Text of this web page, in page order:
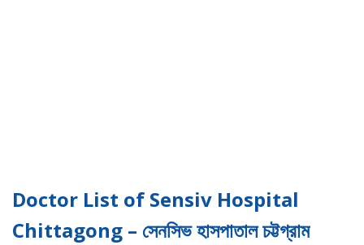
Doctor List of Sensiv Hospital
Chittagong – সেনসিভ হাসপাতাল চট্টগ্রাম